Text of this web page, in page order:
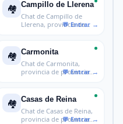
🏘️ Campillo de Llerena
Chat de Campillo de
Llerena, provincia de
🏘️ Carmonita
Chat de Carmonita,
provincia de provincia
🏘️ Casas de Reina
Chat de Casas de Reina,
provincia de provincia